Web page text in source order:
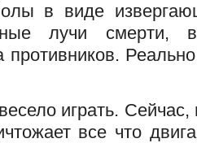
в виде
лучи смерти,
противников.
играть.
все что